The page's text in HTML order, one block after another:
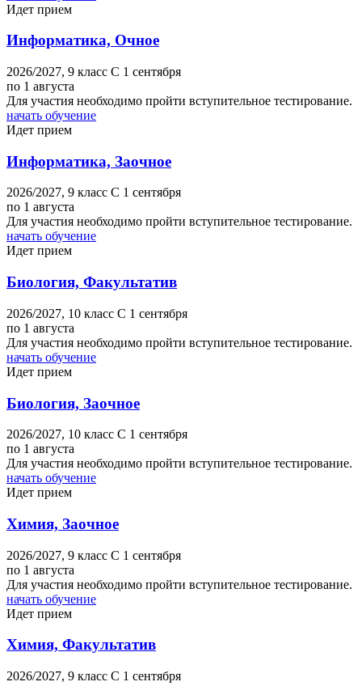
Идет прием
Информатика, Очное
2026/2027, 9 класс C 1 сентября
по 1 августа
Для участия необходимо пройти вступительное тестирование.
начать обучение
Идет прием
Информатика, Заочное
2026/2027, 9 класс C 1 сентября
по 1 августа
Для участия необходимо пройти вступительное тестирование.
начать обучение
Идет прием
Биология, Факультатив
2026/2027, 10 класс C 1 сентября
по 1 августа
Для участия необходимо пройти вступительное тестирование.
начать обучение
Идет прием
Биология, Заочное
2026/2027, 10 класс C 1 сентября
по 1 августа
Для участия необходимо пройти вступительное тестирование.
начать обучение
Идет прием
Химия, Заочное
2026/2027, 9 класс C 1 сентября
по 1 августа
Для участия необходимо пройти вступительное тестирование.
начать обучение
Идет прием
Химия, Факультатив
2026/2027, 9 класс C 1 сентября